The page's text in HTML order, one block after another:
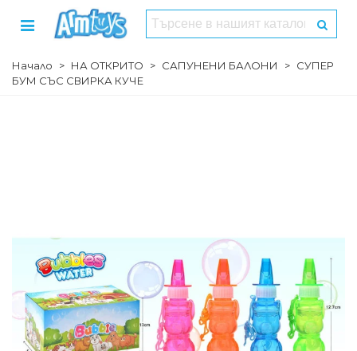
Начало > НА ОТКРИТО > САПУНЕНИ БАЛОНИ > СУПЕР
БУМ СЪС СВИРКА КУЧЕ